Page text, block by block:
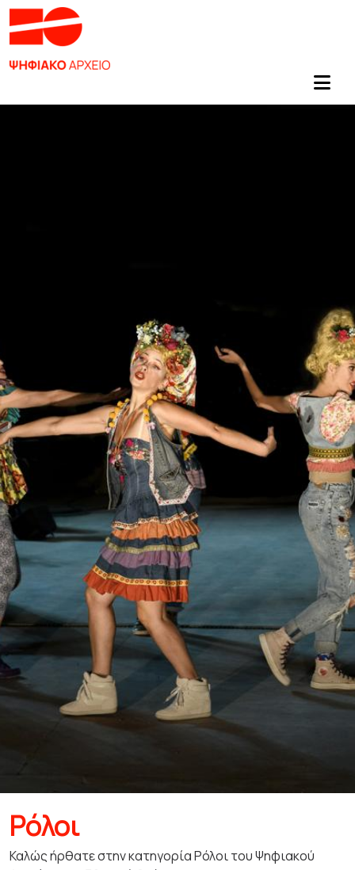
Ρόλοι
Καλώς ήρθατε στην κατηγορία Ρόλοι του Ψηφιακού